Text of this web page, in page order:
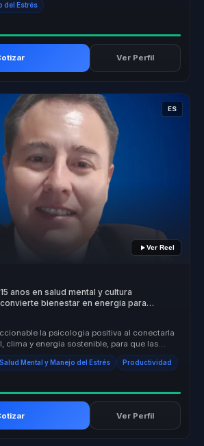
del Estrés
Ver Perfil
ES
Ver Reel
anos en salud mental y cultura
bienestar en energia para
la psicologia positiva al conectarla
clima y energia sostenible, para que las
Salud Mental y Manejo del Estrés Productividad
Ver Perfil